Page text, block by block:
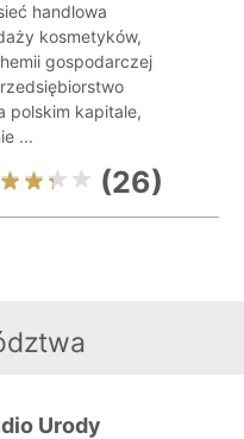
handlowa
kosmetyków,
gospodarczej
polskim kapitale,
...
(26)
Urody